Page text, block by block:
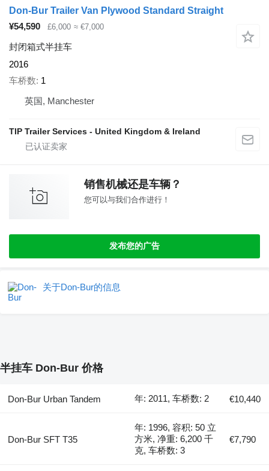
Don-Bur Trailer Van Plywood Standard Straight
¥54,590
£6,000 ≈ €7,000
封闭箱式半挂车
2016
车桥数 1
英国, Manchester
TIP Trailer Services - United Kingdom & Ireland
销售机械还是车辆？
您可以与我们合作进行！
发布您的广告
关于Don-Bur的信息
半挂车 Don-Bur 价格
Don-Bur Urban Tandem 年: 2011, 车桥数: 2 €10,440
Don-Bur SFT T35
年: 1996, 容积: 50 立
方米, 净重: 6,200 千
克, 车桥数: 3
€7,790